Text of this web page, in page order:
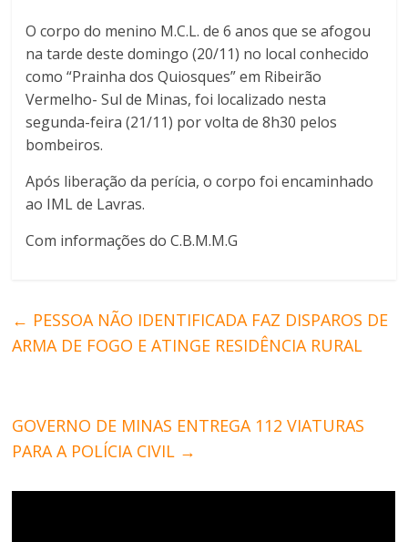
O corpo do menino M.C.L. de 6 anos que se afogou
na tarde deste domingo (20/11) no local conhecido
como “Prainha dos Quiosques” em Ribeirão
Vermelho- Sul de Minas, foi localizado nesta
segunda-feira (21/11) por volta de 8h30 pelos
bombeiros.
Após liberação da perícia, o corpo foi encaminhado
ao IML de Lavras.
Com informações do C.B.M.M.G
← PESSOA NÃO IDENTIFICADA FAZ DISPAROS DE
ARMA DE FOGO E ATINGE RESIDÊNCIA RURAL
GOVERNO DE MINAS ENTREGA 112 VIATURAS
PARA A POLÍCIA CIVIL →